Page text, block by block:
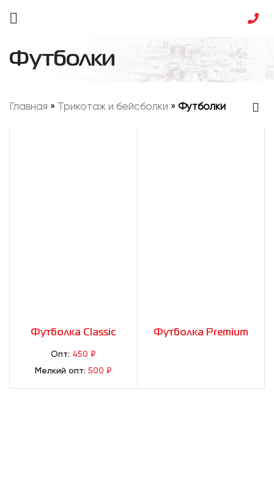
Футболки
Главная » Трикотаж и бейсболки » Футболки
Футболка Classic
Опт: 450 ₽
Мелкий опт: 500 ₽
Футболка Premium